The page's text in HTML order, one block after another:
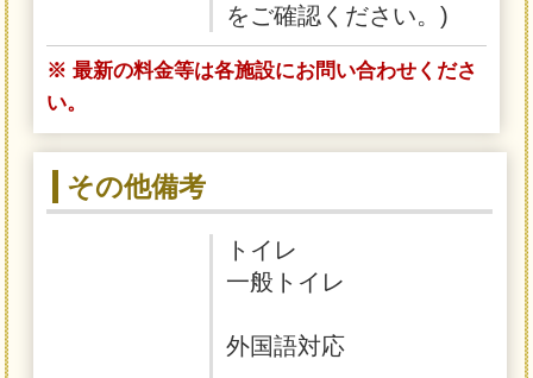
をご確認ください。)
※ 最新の料金等は各施設にお問い合わせくださ
い。
その他備考
トイレ
一般トイレ
外国語対応